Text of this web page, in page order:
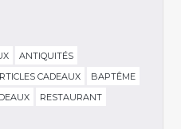
ANTIQUITÉS
CADEAUX
BAPTÊME
RESTAURANT